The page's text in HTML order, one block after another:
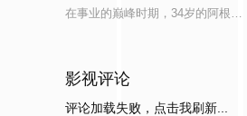
在事业的巅峰时期，34岁的阿根
影视评论
评论加载失败，点击我刷新...